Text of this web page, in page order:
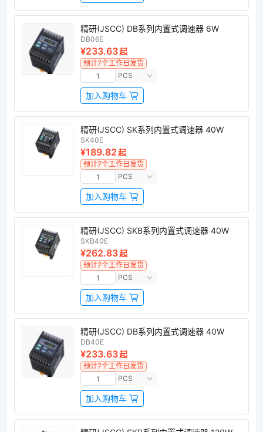
精研(JSCC) DB系列内置式调速器 6W
DB06E
¥233.63起
预计7个工作日发货
PCS
加入购物车
精研(JSCC) SK系列内置式调速器 40W
SK40E
¥189.82起
预计7个工作日发货
PCS
加入购物车
精研(JSCC) SKB系列内置式调速器 40W
SKB40E
¥262.83起
预计7个工作日发货
PCS
加入购物车
精研(JSCC) DB系列内置式调速器 40W
DB40E
¥233.63起
预计7个工作日发货
PCS
加入购物车